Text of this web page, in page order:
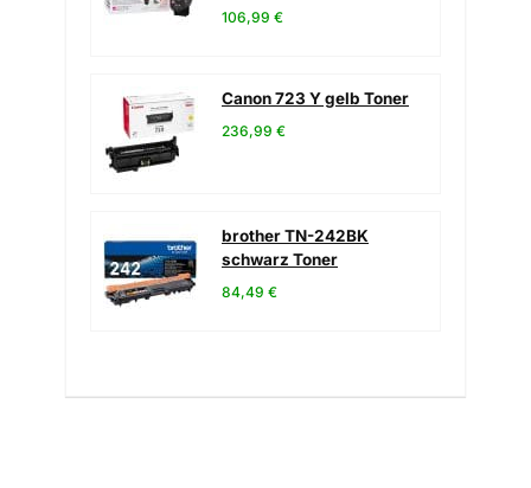
106,99 €
Canon 723 Y gelb Toner
236,99 €
brother TN-242BK
schwarz Toner
84,49 €